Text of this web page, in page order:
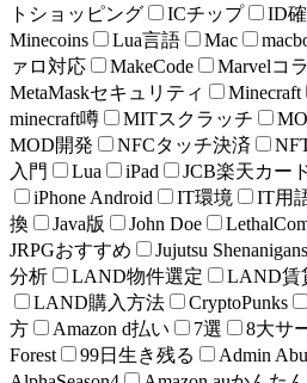
トショッピング
ICチップ ID
Minecoins
Lua言語 Mac
ァロ対応
MakeCode Marvelコ
MetaMaskセキュリティ
Minecraft
minecraft噂
MITスクラッチ
MOD開発
NFCタッチ決済
入門
Lua iPad JCB楽天カー
iPhone Android
IT環境 IT用
換
Java版 John Doe
JRPGおすすめ
Jujutsu Shenanigans
分析
LAND物件選定 LAND賃
LAND購入方法
CryptoPunks
方
Amazon d払い 7選 8大サ
Forest
99日生き残る Admin